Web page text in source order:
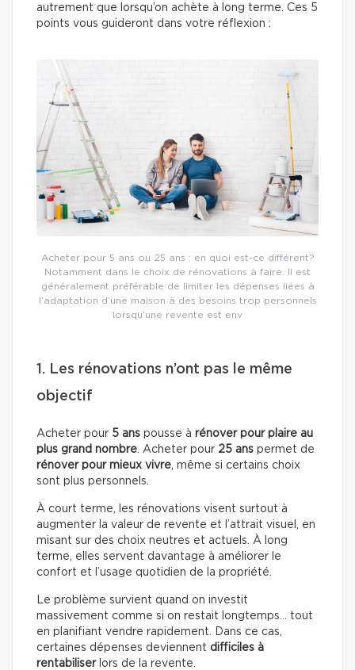
autrement que lorsqu’on achète à long terme. Ces 5
points vous guideront dans votre réflexion :
Acheter pour 5 ans ou 25 ans : en quoi est-ce différent?
Notamment dans le choix de rénovations à faire. Il est
généralement préférable de limiter les dépenses liées à
l’adaptation d’une maison à des besoins trop personnels
lorsqu’une revente est env
1. Les rénovations n’ont pas le même
objectif
Acheter pour 5 ans pousse à rénover pour plaire au
plus grand nombre . Acheter pour 25 ans permet de
rénover pour mieux vivre , même si certains choix
sont plus personnels.
À court terme, les rénovations visent surtout à
augmenter la valeur de revente et l’attrait visuel, en
misant sur des choix neutres et actuels. À long
terme, elles servent davantage à améliorer le
confort et l’usage quotidien de la propriété.
Le problème survient quand on investit
massivement comme si on restait longtemps… tout
en planifiant vendre rapidement. Dans ce cas,
certaines dépenses deviennent difficiles à
rentabiliserlors de la revente.